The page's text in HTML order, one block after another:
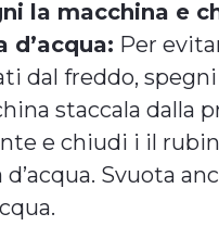
la macchina e
d’acqua: Per
dal freddo, spegni
staccala dalla
e chiudi i il
d’acqua. Svuota